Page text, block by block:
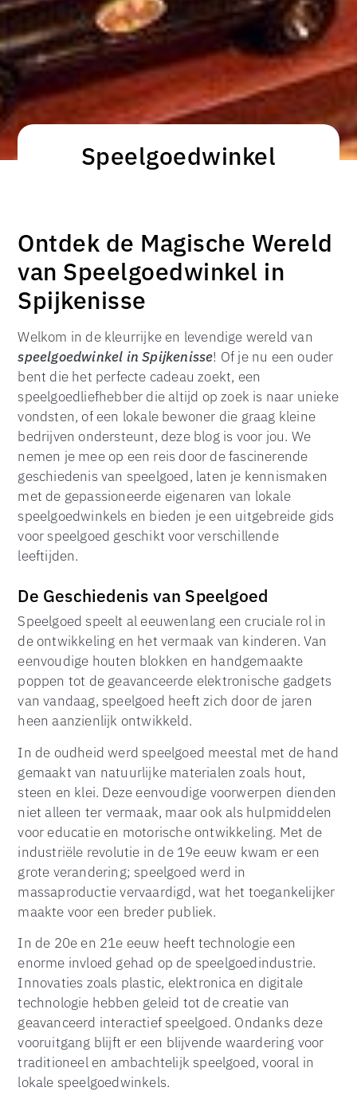
Speelgoedwinkel
Ontdek de Magische Wereld
van Speelgoedwinkel in
Spijkenisse
Welkom in de kleurrijke en levendige wereld van
speelgoedwinkel in Spijkenisse! Of je nu een ouder
bent die het perfecte cadeau zoekt, een
speelgoedliefhebber die altijd op zoek is naar unieke
vondsten, of een lokale bewoner die graag kleine
bedrijven ondersteunt, deze blog is voor jou. We
nemen je mee op een reis door de fascinerende
geschiedenis van speelgoed, laten je kennismaken
met de gepassioneerde eigenaren van lokale
speelgoedwinkels en bieden je een uitgebreide gids
voor speelgoed geschikt voor verschillende
leeftijden.
De Geschiedenis van Speelgoed
Speelgoed speelt al eeuwenlang een cruciale rol in
de ontwikkeling en het vermaak van kinderen. Van
eenvoudige houten blokken en handgemaakte
poppen tot de geavanceerde elektronische gadgets
van vandaag, speelgoed heeft zich door de jaren
heen aanzienlijk ontwikkeld.
In de oudheid werd speelgoed meestal met de hand
gemaakt van natuurlijke materialen zoals hout,
steen en klei. Deze eenvoudige voorwerpen dienden
niet alleen ter vermaak, maar ook als hulpmiddelen
voor educatie en motorische ontwikkeling. Met de
industriële revolutie in de 19e eeuw kwam er een
grote verandering; speelgoed werd in
massaproductie vervaardigd, wat het toegankelijker
maakte voor een breder publiek.
In de 20e en 21e eeuw heeft technologie een
enorme invloed gehad op de speelgoedindustrie.
Innovaties zoals plastic, elektronica en digitale
technologie hebben geleid tot de creatie van
geavanceerd interactief speelgoed. Ondanks deze
vooruitgang blijft er een blijvende waardering voor
traditioneel en ambachtelijk speelgoed, vooral in
lokale speelgoedwinkels.